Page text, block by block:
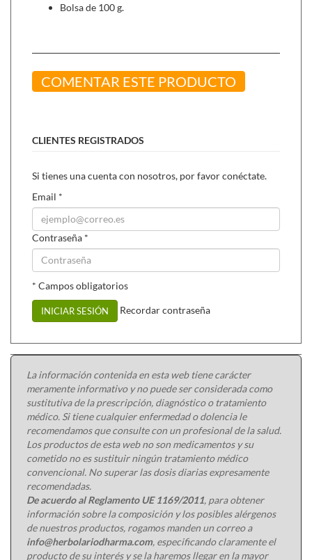
Bolsa de 100 g.
COMENTAR ESTE PRODUCTO
CLIENTES REGISTRADOS
Si tienes una cuenta con nosotros, por favor conéctate.
Email *
Contraseña *
* Campos obligatorios
INICIAR SESIÓN Recordar contraseña
La información contenida en esta web tiene carácter
meramente informativo y no puede ser considerada como
sustitutiva de la prescripción, diagnóstico o tratamiento
médico. Si tiene cualquier enfermedad o dolencia le
recomendamos que consulte con un profesional de la salud.
Los productos de esta web no son medicamentos y su
cometido no es sustituir ningún tratamiento médico
convencional. No superar las dosis diarias expresamente
recomendadas.
De acuerdo al Reglamento UE 1169/2011, para obtener
información sobre la composición y los posibles alérgenos
de nuestros productos, rogamos manden un correo a
info@herbolariodharma.com, especificando claramente el
producto de su interés y se la haremos llegar en la mayor